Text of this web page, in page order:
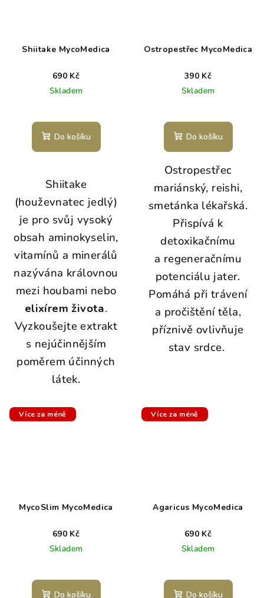
Shiitake MycoMedica
690 Kč
Skladem
Do košíku
Shiitake
(houževnatec jedlý)
je pro svůj vysoký
obsah aminokyselin,
vitamínů a minerálů
nazývána královnou
mezi houbami nebo
elixírem života.
Vyzkoušejte extrakt
s nejúčinnějším
poměrem účinných
látek.
Ostropestřec MycoMedica
390 Kč
Skladem
Do košíku
Ostropestřec
mariánský, reishi,
smetánka lékařská.
Přispívá k
detoxikačnímu
a regeneračnímu
potenciálu jater.
Pomáhá při trávení
a pročištění těla,
příznivě ovlivňuje
stav srdce.
Více za méně
MycoSlim MycoMedica
690 Kč
Skladem
Do košíku
Více za méně
Agaricus MycoMedica
690 Kč
Skladem
Do košíku